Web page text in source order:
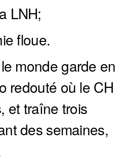
LNH;
floue.
monde garde en
redouté où le CH
et traîne trois
des semaines,